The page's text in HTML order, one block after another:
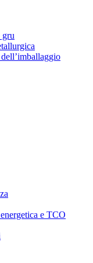
gru
e TCO